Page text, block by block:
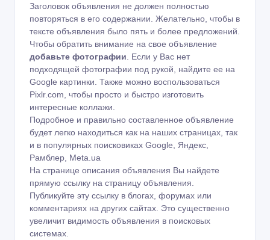
Заголовок объявления не должен полностью
повторяться в его содержании. Желательно, чтобы в
тексте объявления было пять и более предложений.
Чтобы обратить внимание на свое объявление
добавьте фотографии . Если у Вас нет
подходящей фотографии под рукой, найдите ее на
Google картинки . Также можно воспользоваться
Pixlr.com , чтобы просто и быстро изготовить
интересные коллажи.
Подробное и правильно составленное объявление
будет легко находиться как на наших страницах, так
и в популярных поисковиках Google, Яндекс,
Рамблер, Meta.ua
На странице описания объявления Вы найдете
прямую ссылку на страницу объявления.
Публикуйте эту ссылку в блогах, форумах или
комментариях на других сайтах. Это существенно
увеличит видимость объявления в поисковых
системах.